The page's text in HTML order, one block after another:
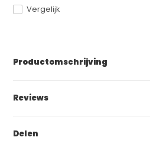
Vergelijk
Productomschrijving
Reviews
Delen